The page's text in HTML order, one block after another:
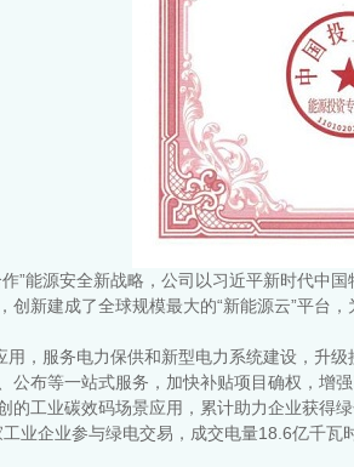
”能源安全新战略，公司以习近平新时代中
创新建成了全球规模最大的“新能源云”平台
用，服务电力保供和新型电力系统建设，升
公布等一站式服务，加快补贴项目确权，增
的工业碳效码场景应用，累计助力企业获
业企业参与绿电交易，成交电量18.6亿千